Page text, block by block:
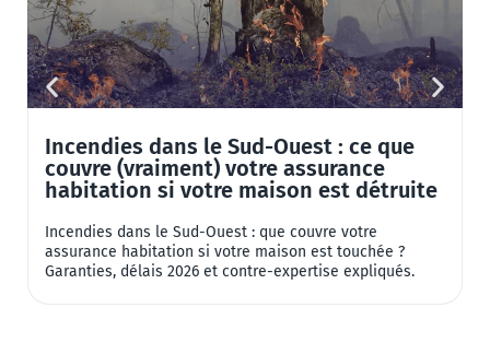
Incendies dans le Sud-Ouest : ce que
couvre (vraiment) votre assurance
habitation si votre maison est détruite
Incendies dans le Sud-Ouest : que couvre votre
assurance habitation si votre maison est touchée ?
Garanties, délais 2026 et contre-expertise expliqués.